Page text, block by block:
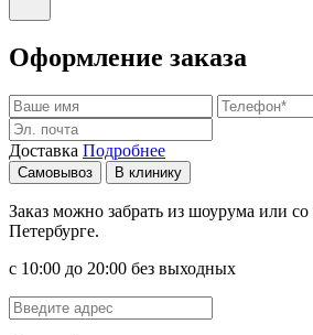
Оформление заказа
Доставка Подробнее
Самовывоз В клинику
Заказ можно забрать из шоурума или
Петербурге.
с 10:00 до 20:00 без выходных